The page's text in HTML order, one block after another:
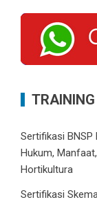
Sertifikasi BNSP
Hukum,
Hortikultura
Sertifikasi